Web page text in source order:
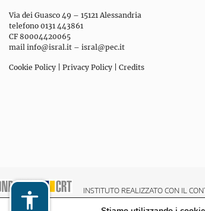
Via dei Guasco 49 – 15121 Alessandria
telefono 0131 443861
CF 80004420065
mail info@isral.it – isral@pec.it
Cookie Policy Privacy Policy Credits
INSTITUTO REALIZZATO CON IL